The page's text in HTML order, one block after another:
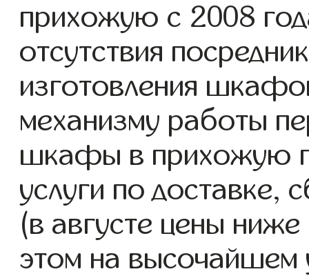
прихожую с 2008
отсутствия
изготовления
механизму работы
шкафы в прихожую
услуги по доставке,
(в августе цены
этом на